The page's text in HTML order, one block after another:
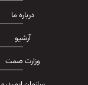
درباره ما
آرشیو
وزارت صمت